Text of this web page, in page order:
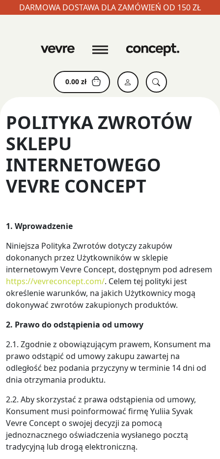
DARMOWA DOSTAWA DLA ZAMÓWIEŃ OD 150 ZŁ
0.00 zł
POLITYKA ZWROTÓW
SKLEPU
INTERNETOWEGO
VEVRE CONCEPT
1. Wprowadzenie
Niniejsza Polityka Zwrotów dotyczy zakupów
dokonanych przez Użytkowników w sklepie
internetowym Vevre Concept, dostępnym pod adresem
https://vevreconcept.com/. Celem tej polityki jest
określenie warunków, na jakich Użytkownicy mogą
dokonywać zwrotów zakupionych produktów.
2. Prawo do odstąpienia od umowy
2.1. Zgodnie z obowiązującym prawem, Konsument ma
prawo odstąpić od umowy zakupu zawartej na
odległość bez podania przyczyny w terminie 14 dni od
dnia otrzymania produktu.
2.2. Aby skorzystać z prawa odstąpienia od umowy,
Konsument musi poinformować firmę Yuliia Syvak
Vevre Concept o swojej decyzji za pomocą
jednoznacznego oświadczenia wysłanego pocztą
tradycyjną lub drogą elektroniczną.